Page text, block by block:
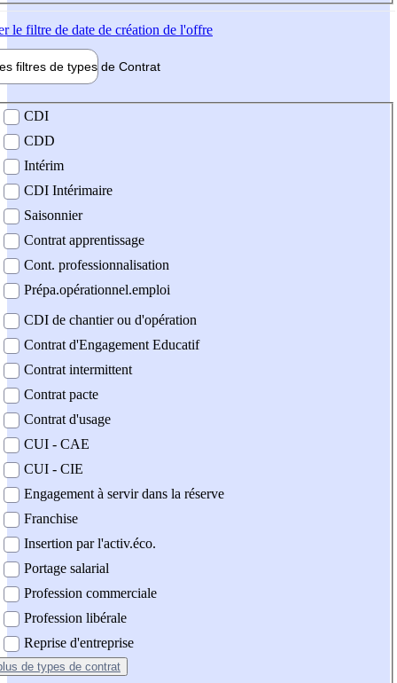
le filtre de date de création de l'offre
filtres de types de Contrat
contrat
CDI
CDD
Intérim
CDI Intérimaire
Saisonnier
Contrat apprentissage
Cont. professionnalisation
Prépa.opérationnel.emploi
CDI de chantier ou d'opération
Contrat d'Engagement Educatif
Contrat intermittent
Contrat pacte
Contrat d'usage
CUI - CAE
CUI - CIE
Engagement à servir dans la réserve
Franchise
Insertion par l'activ.éco.
Portage salarial
Profession commerciale
Profession libérale
Reprise d'entreprise
de types de contrat